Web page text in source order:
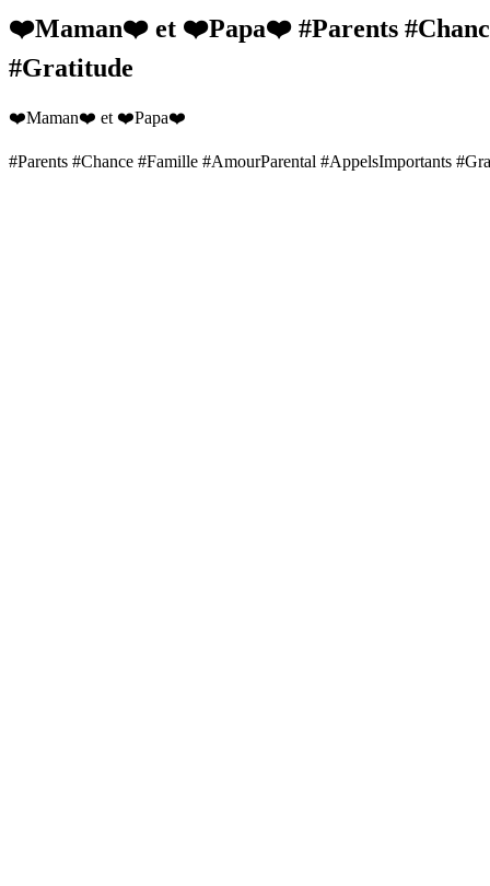
❤️Maman❤️ et ❤️Papa❤️ #Parents
#Gratitude
❤️Maman❤️ et ❤️Papa❤️
#Parents #Chance #Famille #AmourParental #AppelsImportants